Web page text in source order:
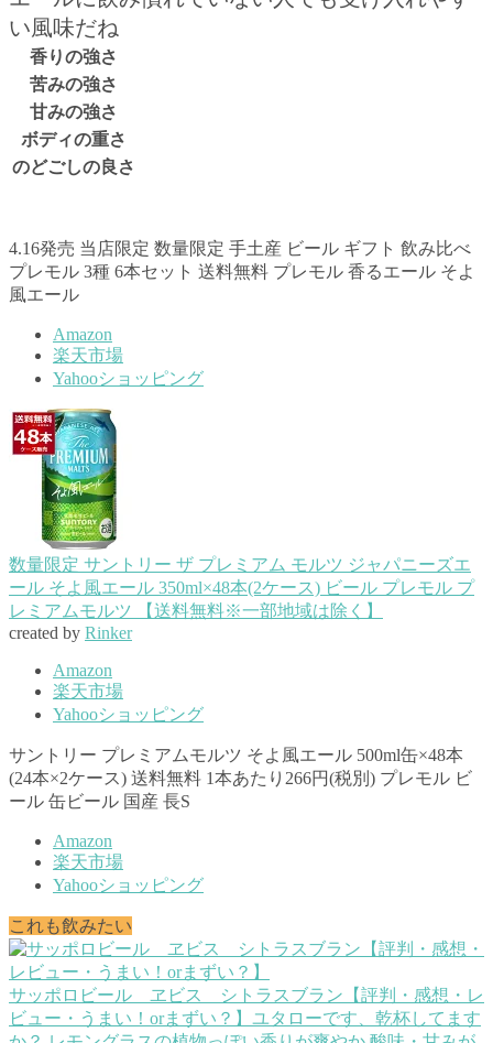
い風味だね
香りの強さ
苦みの強さ
甘みの強さ
ボディの重さ
のどごしの良さ
4.16発売 当店限定 数量限定 手土産 ビール ギフト 飲み比べ
プレモル 3種 6本セット 送料無料 プレモル 香るエール そよ
風エール
Amazon
楽天市場
Yahooショッピング
数量限定 サントリー ザ プレミアム モルツ ジャパニーズエ
ール そよ風エール 350ml×48本(2ケース) ビール プレモル プ
レミアムモルツ 【送料無料※一部地域は除く】
created by Rinker
Amazon
楽天市場
Yahooショッピング
サントリー プレミアムモルツ そよ風エール 500ml缶×48本
(24本×2ケース) 送料無料 1本あたり266円(税別) プレモル ビ
ール 缶ビール 国産 長S
Amazon
楽天市場
Yahooショッピング
これも飲みたい
サッポロビール ヱビス シトラスブラン【評判・感想・レ
ビュー・うまい！orまずい？】 ユタローです、乾杯してます